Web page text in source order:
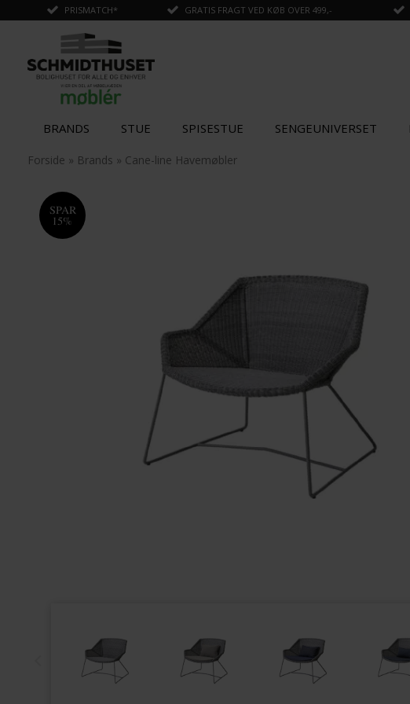
PRISMATCH* GRATIS FRAGT VED KØB OVER 499,-
BRANDS STUE SPISESTUE SENGEUNIVERSET
✓Tilføjet til kurv
CANE-LINE - CHESTER LOUNGESTOL HYNDESÆT
CANE-LINE - ON-THE-
WHITE, ALUMINIUM
Forside » Brands » Cane-line Havemøbler
SPAR
15%